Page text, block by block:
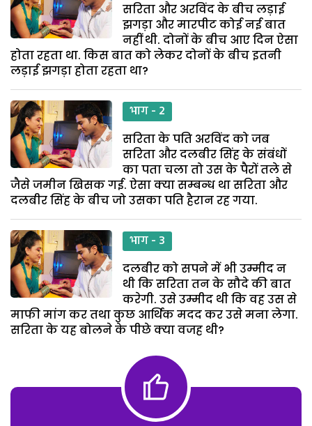
सरिता और अरविंद के बीच लड़ाई
झगड़ा और मारपीट कोई नई बात
नहीं थी. दोनों के बीच आए दिन ऐसा
होता रहता था. किस बात को लेकर दोनों के बीच इतनी
लड़ाई झगड़ा होता रहता था?
भाग - 2
सरिता के पति अरविंद को जब
सरिता और दलबीर सिंह के संबंधों
का पता चला तो उस के पैरों तले से
जैसे जमीन खिसक गई. ऐसा क्या सम्बन्ध था सरिता और
दलबीर सिंह के बीच जो उसका पति हैरान रह गया.
भाग - 3
दलबीर को सपने में भी उम्मीद न
थी कि सरिता तन के सौदे की बात
करेगी. उसे उम्मीद थी कि वह उस से
माफी मांग कर तथा कुछ आर्थिक मदद कर उसे मना लेगा.
सरिता के यह बोलने के पीछे क्या वजह थी?